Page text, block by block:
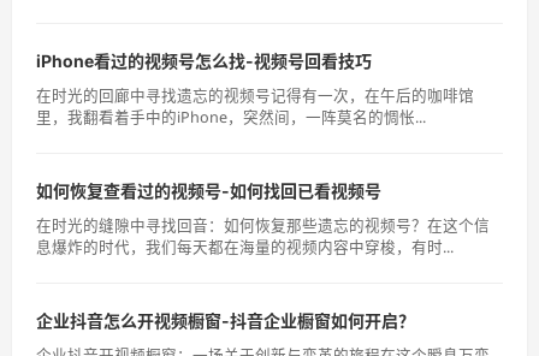
iPhone看过的视频号怎么找-视频号回看技巧
在时光的回廊中寻找遗忘的视频号记得有一次，在午后的咖啡馆
里，我翻看着手中的iPhone，突然间，一阵莫名的惆怅...
如何恢复查看过的视频号-如何找回已看视频号
在时光的缝隙中寻找回音：如何恢复那些遗忘的视频号？在这个信
息爆炸的时代，我们每天都在海量的视频内容中穿梭，有时...
企业抖音怎么开视频橱窗-抖音企业橱窗如何开启？